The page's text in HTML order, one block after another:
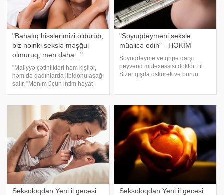
"Bahalıq hisslərimizi öldürüb,
biz nəinki sekslə məşğul
olmuruq, mən daha..."
"Maliyyə çətinlikləri həm kişilər,
həm də qadınlarda libidonu aşağı
salır. "Mənim üçün intim həyat
kimsə sekslə məşğul olur.
Qiymətlərin yüksə
"Soyuqdəyməni sekslə
müalicə edin" - HƏKİM
Soyuqdəymə və qripə qarşı
peyvənd mütəxəssisi doktor Fil
Sizer qışda öskürək və burun
mediaya istinadla bildirir ki, cinsi
əlaqə zaman
Seksoloqdan Yeni il gecəsi
Seksoloqdan Yeni il gecəsi